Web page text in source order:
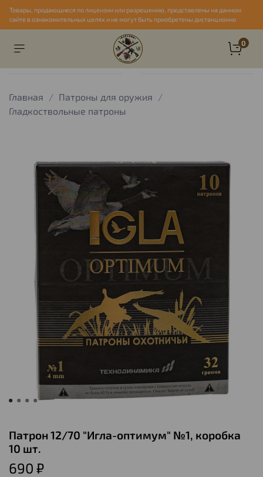
Товары, продающиеся по лицензии или разрешению, представлены на данном
сайте в ознакомительных целях и не могут быть приобретены дистанционно
0
Главная
Патроны для оружия
Гладкоствольные патроны
Патрон 12/70 "Игла-оптимум" №1, коробка
10 шт.
690 ₽